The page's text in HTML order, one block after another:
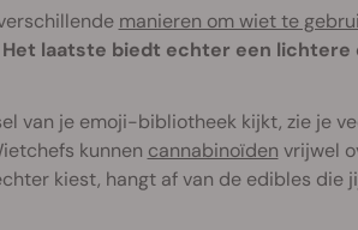
manieren om wiet te
Het laatste biedt echter een lichtere
van je emoji-bibliotheek kijkt, zie je
kunnen cannabinoïden vrijwel
kiest, hangt af van de edibles die